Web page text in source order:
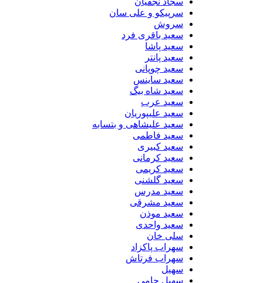
سرپیکو و علی سان
سروش
سعید باقری فرد
سعید پاشا
سعید پانتر
سعید چوپانی
سعید ساینس
سعید شاه بیگ
سعید عرب
سعید علیپوریان
سعید علیشاهی و بتسابه
سعید فاطمی
سعید کبیری
سعید کرمانی
سعید کریمی
سعید گلشنی
سعید مدرس
سعید مشرقی
سعید موذن
سعید واحدی
سلی خان
سهراب پاکزاد
سهراب فرتاش
سهیل جامی